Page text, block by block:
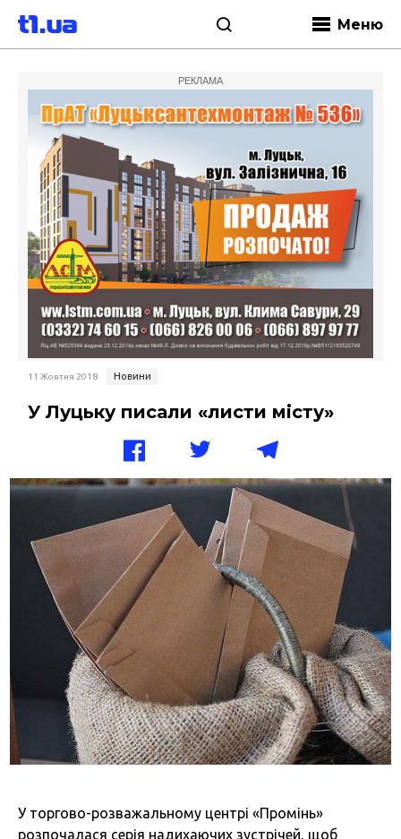
Меню
РЕКЛАМА
11 Жовтня 2018 Новини
У Луцьку писали «листи місту»
У торгово-розважальному центрі «Промінь»
розпочалася серія надихаючих зустрічей, щоб